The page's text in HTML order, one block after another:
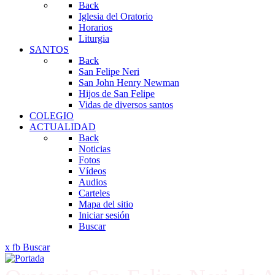
Back
Iglesia del Oratorio
Horarios
Liturgia
SANTOS
Back
San Felipe Neri
San John Henry Newman
Hijos de San Felipe
Vidas de diversos santos
COLEGIO
ACTUALIDAD
Back
Noticias
Fotos
Vídeos
Audios
Carteles
Mapa del sitio
Iniciar sesión
Buscar
x fb Buscar